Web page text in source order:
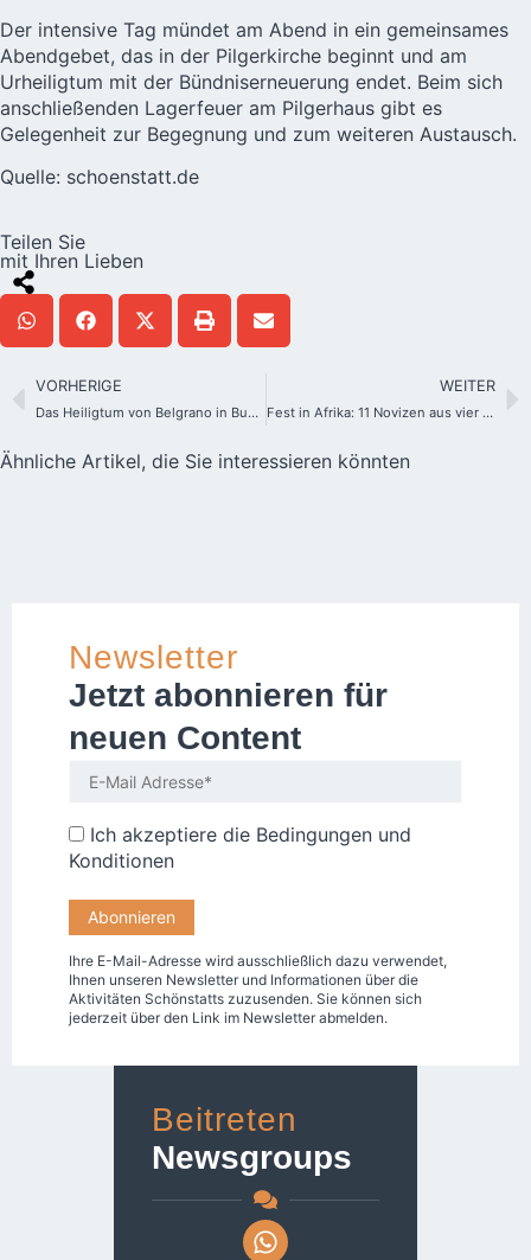
Der intensive Tag mündet am Abend in ein gemeinsames
Abendgebet, das in der Pilgerkirche beginnt und am
Urheiligtum mit der Bündniserneuerung endet. Beim sich
anschließenden Lagerfeuer am Pilgerhaus gibt es
Gelegenheit zur Begegnung und zum weiteren Austausch.
Quelle: schoenstatt.de
Teilen Sie
mit Ihren Lieben
VORHERIGE
Das Heiligtum von Belgrano in Buenos Aires feiert sein 60-jähriges Bestehen
WEITER
Fest in Afrika: 11 Novizen aus vier Ländern erhalten die Sions-Tunika
Ähnliche Artikel, die Sie interessieren könnten
Newsletter
Jetzt abonnieren für
neuen Content
Ich akzeptiere die Bedingungen und
Konditionen
Ihre E-Mail-Adresse wird ausschließlich dazu verwendet,
Ihnen unseren Newsletter und Informationen über die
Aktivitäten Schönstatts zuzusenden. Sie können sich
jederzeit über den Link im Newsletter abmelden.
Beitreten
Newsgroups